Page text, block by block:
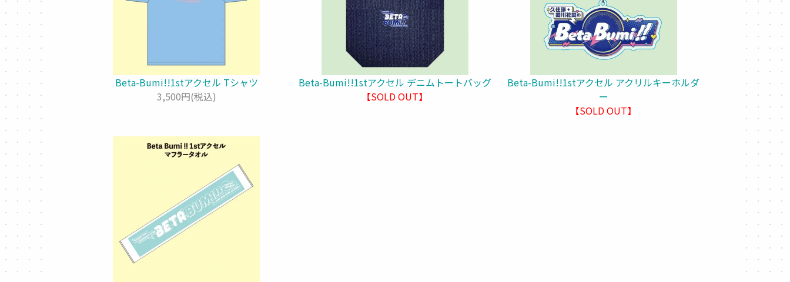
Beta-Bumi!!1stアクセル Tシャツ
3,500円(税込)
Beta-Bumi!!1stアクセル デニムトートバッグ
【SOLD OUT】
Beta-Bumi!!1stアクセル アクリルキーホルダ
ー
【SOLD OUT】